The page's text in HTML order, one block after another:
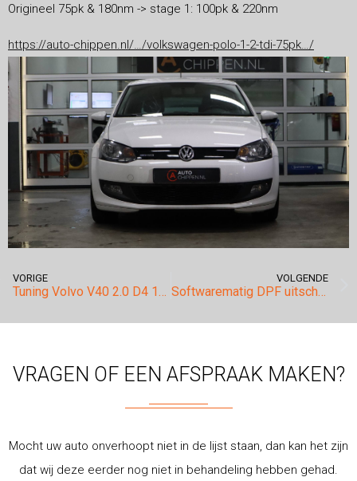
Origineel 75pk & 180nm -> stage 1: 100pk & 220nm
https://auto-chippen.nl/…/volkswagen-polo-1-2-tdi-75pk…/
VORIGE
Tuning Volvo V40 2.0 D4 190pk 2015+.
VOLGENDE
Softwarematig DPF uitschakelen.
VRAGEN OF EEN AFSPRAAK MAKEN?
Mocht uw auto onverhoopt niet in de lijst staan, dan kan het zijn
dat wij deze eerder nog niet in behandeling hebben gehad.